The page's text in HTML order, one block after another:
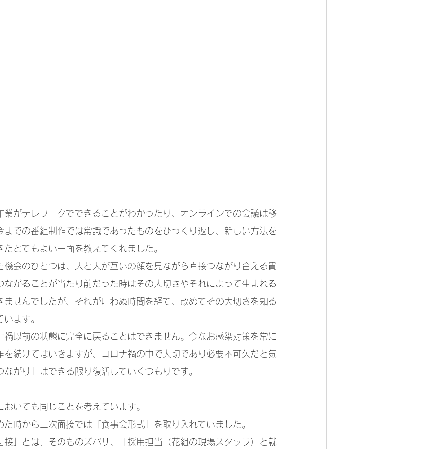
業がテレワークでできることがわかったり、オンラインでの会議は移
までの番組制作では常識であったものをひっくり返し、新しい方法を
たとてもよい一面を教えてくれました。
機会のひとつは、人と人が互いの顔を見ながら直接つながり合える貴
ながることが当たり前だった時はその大切さやそれによって生まれる
ませんでしたが、それが叶わぬ時間を経て、改めてその大切さを知る
ます。
禍以前の状態に完全に戻ることはできません。今なお感染対策を常に
を続けてはいきますが、コロナ禍の中で大切であり必要不可欠だと気
がり」はできる限り復活していくつもりです。
いても同じことを考えています。
た時から二次面接では「食事会形式」を取り入れていました。
接」とは、そのものズバリ、「採用担当（花組の現場スタッフ）と就